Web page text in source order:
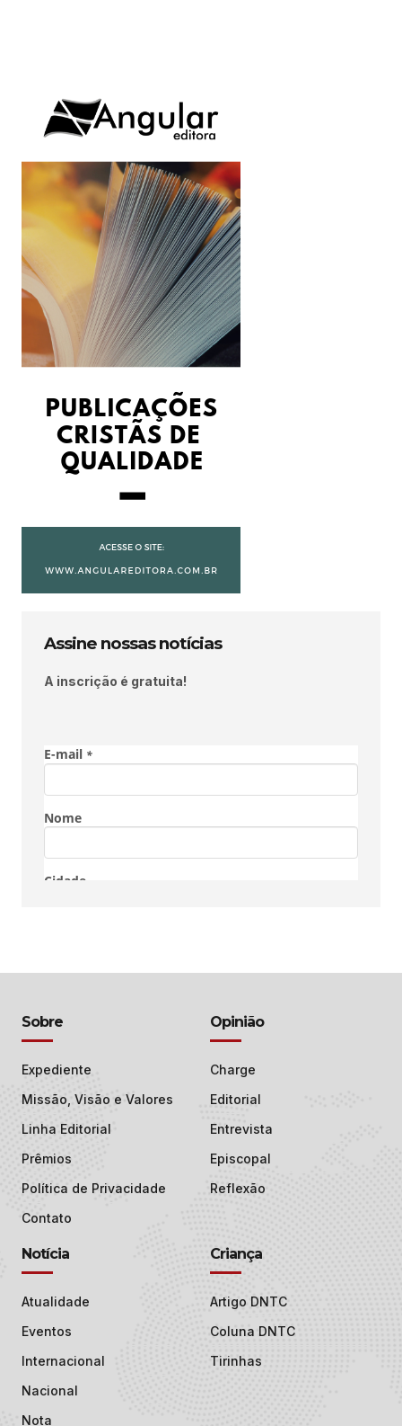
Assine nossas notícias
A inscrição é gratuita!
Sobre
Expediente
Missão, Visão e Valores
Linha Editorial
Prêmios
Política de Privacidade
Contato
Opinião
Charge
Editorial
Entrevista
Episcopal
Reflexão
Notícia
Atualidade
Eventos
Internacional
Nacional
Nota
Criança
Artigo DNTC
Coluna DNTC
Tirinhas